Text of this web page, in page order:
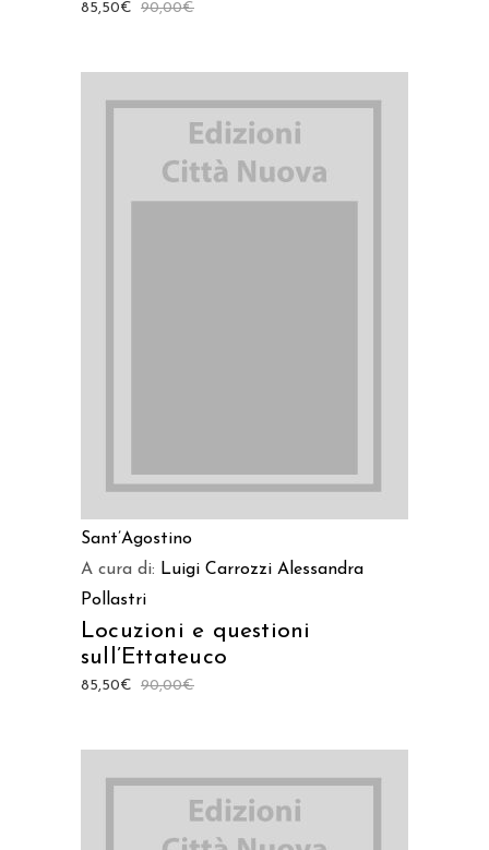
90,00€
85,50€
Sant’Agostino
A cura di: Luigi Carrozzi Alessandra
Pollastri
Locuzioni e questioni
sull’Ettateuco
90,00€
85,50€